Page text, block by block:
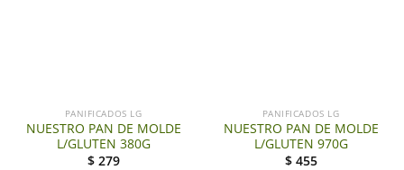
PANIFICADOS LG
NUESTRO PAN DE MOLDE
L/GLUTEN 380G
$ 279
PANIFICADOS LG
NUESTRO PAN DE MOLDE
L/GLUTEN 970G
$ 455